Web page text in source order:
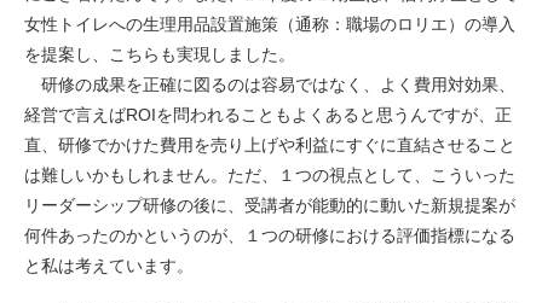
女性トイレへの生理用品設置施策（通称：職場のロリエ）の導入
を提案し、こちらも実現しました。
研修の成果を正確に図るのは容易ではなく、よく費用対効果、
経営で言えばROIを問われることもよくあると思うんですが、正
直、研修でかけた費用を売り上げや利益にすぐに直結させること
は難しいかもしれません。ただ、１つの視点として、こういった
リーダーシップ研修の後に、受講者が能動的に動いた新規提案が
何件あったのかというのが、１つの研修における評価指標になる
と私は考えています。